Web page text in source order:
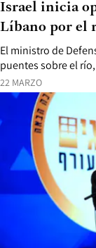
22 MARZO
El ministro de
puentes sobre el
Israel inicia
Líbano por el